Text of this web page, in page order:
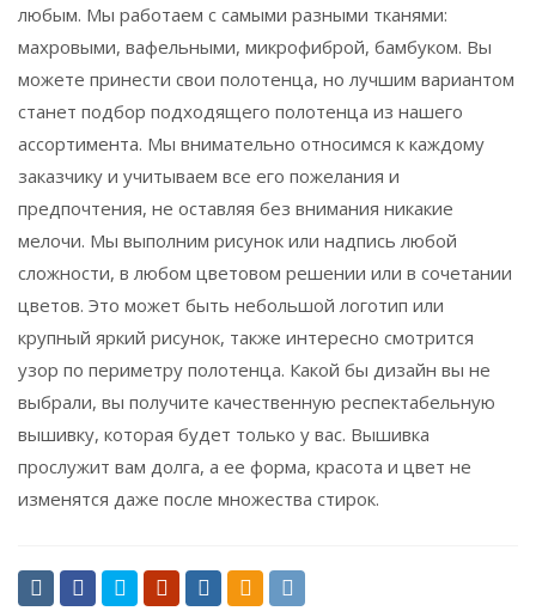
любым. Мы работаем с самыми разными тканями:
махровыми, вафельными, микрофиброй, бамбуком. Вы
можете принести свои полотенца, но лучшим вариантом
станет подбор подходящего полотенца из нашего
ассортимента. Мы внимательно относимся к каждому
заказчику и учитываем все его пожелания и
предпочтения, не оставляя без внимания никакие
мелочи. Мы выполним рисунок или надпись любой
сложности, в любом цветовом решении или в сочетании
цветов. Это может быть небольшой логотип или
крупный яркий рисунок, также интересно смотрится
узор по периметру полотенца. Какой бы дизайн вы не
выбрали, вы получите качественную респектабельную
вышивку, которая будет только у вас. Вышивка
прослужит вам долга, а ее форма, красота и цвет не
изменятся даже после множества стирок.